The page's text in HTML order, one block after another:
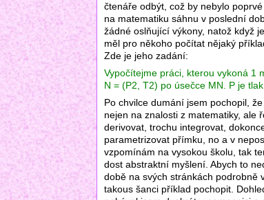
čtenáře odbýt, což by nebylo
na matematiku sáhnu v poslední
žádné oslňující výkony, natož když
měl pro někoho počítat nějaký
Zde je jeho zadání:
Vypočítejme práci, kterou vykoná 1
N = (P2, T2) po úsečce MN. P je
Po chvilce dumání jsem pochopil,
nejen na znalosti z matematiky, ale
derivovat, trochu integrovat,
parametrizovat přímku, no a v
vzpomínám na vysokou školu, tak
dost abstraktní myšlení. Abych to
době na svých stránkách podrobně
takous šanci příklad pochopit.